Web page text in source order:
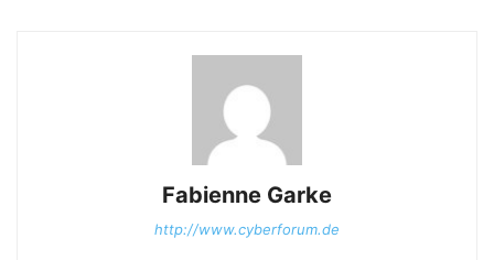
Fabienne Garke
http://www.cyberforum.de